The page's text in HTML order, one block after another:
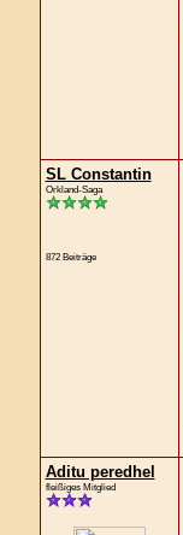
SL Constantin
Orkland-Saga
872 Beiträge
Aditu peredhel
fleißiges Mitglied